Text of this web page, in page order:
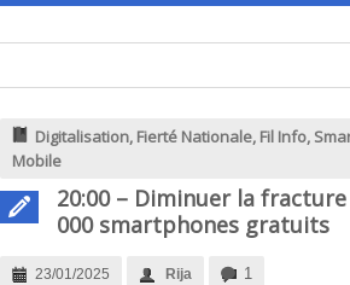
Digitalisation, Fierté Nationale, Fil Info,
Mobile
20:00 – Diminuer la
000 smartphones gratuits
23/01/2025 Rija 1